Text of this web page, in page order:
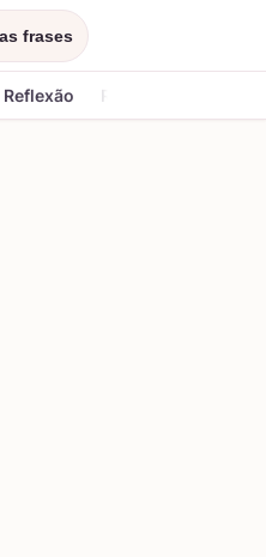
frases
Reflexão Religiosa